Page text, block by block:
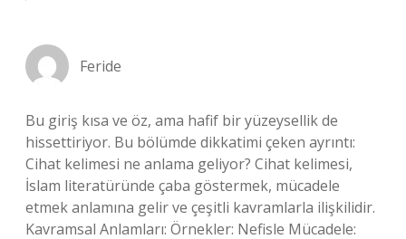
Feride
Bu giriş kısa ve öz, ama hafif bir yüzeysellik de
hissettiriyor. Bu bölümde dikkatimi çeken ayrıntı:
Cihat kelimesi ne anlama geliyor? Cihat kelimesi,
İslam literatüründe çaba göstermek, mücadele
etmek anlamına gelir ve çeşitli kavramlarla ilişkilidir.
Kavramsal Anlamları: Örnekler: Nefisle Mücadele: